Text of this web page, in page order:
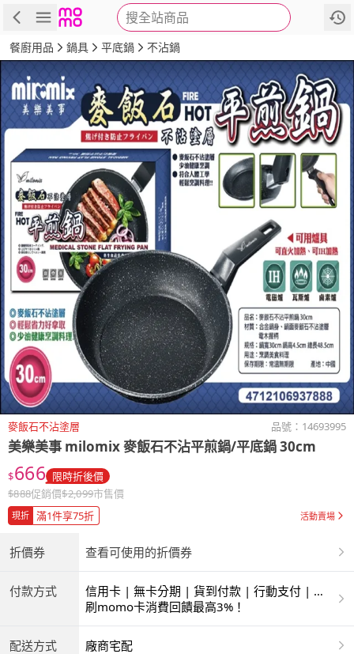
搜全站商品
商品 評價 詳情
餐廚用品 鍋具 平底鍋 不沾鍋
麥飯石不沾塗層 品號： 14693995
美樂美事 milomix麥飯石不沾平煎鍋/平底鍋 30cm
$666 限時折後價
$888促銷價$2,099市售價
現折 滿1件享75折 活動賣場
折價券 查看可使用的折價券
付款方式
信用卡 | 無卡分期 | 貨到付款 | 行動支付 | 超
商付款 | ATM | 銀聯卡
刷momo卡消費回饋最高3%！
配送方式 廠商宅配